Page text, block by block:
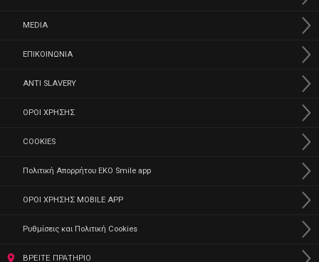
ΝΕΑ
FAQ
ANTI SLAVERY
ΟΡΟΙ ΧΡΗΣΗΣ